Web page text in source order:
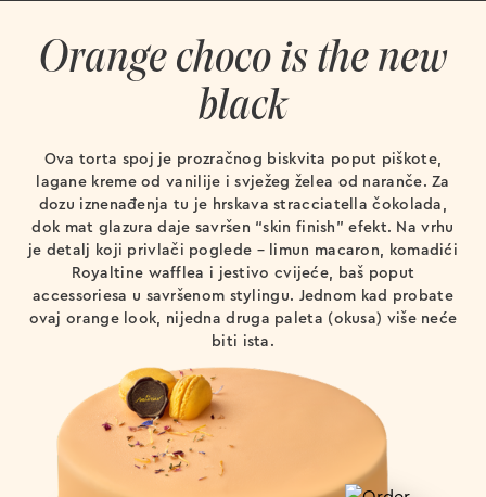
Orange choco is the new
black
Ova torta spoj je prozračnog biskvita poput piškote,
lagane kreme od vanilije i svježeg želea od naranče. Za
dozu iznenađenja tu je hrskava stracciatella čokolada,
dok mat glazura daje savršen “skin finish” efekt. Na vrhu
je detalj koji privlači poglede – limun macaron, komadići
Royaltine wafflea i jestivo cvijeće, baš poput
accessoriesa u savršenom stylingu. Jednom kad probate
ovaj orange look, nijedna druga paleta (okusa) više neće
biti ista.